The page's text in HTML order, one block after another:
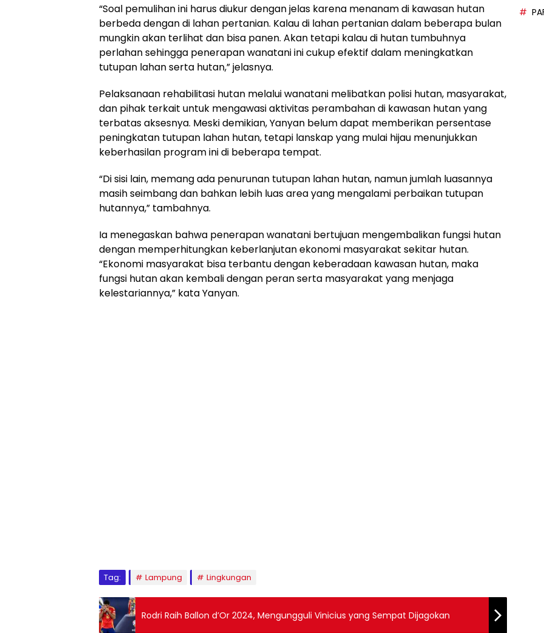
“Soal pemulihan ini harus diukur dengan jelas karena menanam di kawasan hutan
berbeda dengan di lahan pertanian. Kalau di lahan pertanian dalam beberapa bulan
mungkin akan terlihat dan bisa panen. Akan tetapi kalau di hutan tumbuhnya
perlahan sehingga penerapan wanatani ini cukup efektif dalam meningkatkan
tutupan lahan serta hutan,” jelasnya.
Pelaksanaan rehabilitasi hutan melalui wanatani melibatkan polisi hutan, masyarakat,
dan pihak terkait untuk mengawasi aktivitas perambahan di kawasan hutan yang
terbatas aksesnya. Meski demikian, Yanyan belum dapat memberikan persentase
peningkatan tutupan lahan hutan, tetapi lanskap yang mulai hijau menunjukkan
keberhasilan program ini di beberapa tempat.
“Di sisi lain, memang ada penurunan tutupan lahan hutan, namun jumlah luasannya
masih seimbang dan bahkan lebih luas area yang mengalami perbaikan tutupan
hutannya,” tambahnya.
Ia menegaskan bahwa penerapan wanatani bertujuan mengembalikan fungsi hutan
dengan memperhitungkan keberlanjutan ekonomi masyarakat sekitar hutan.
“Ekonomi masyarakat bisa terbantu dengan keberadaan kawasan hutan, maka
fungsi hutan akan kembali dengan peran serta masyarakat yang menjaga
kelestariannya,” kata Yanyan.
Tag: Lampung Lingkungan
Rodri Raih Ballon d’Or 2024, Mengungguli Vinicius yang Sempat Dijagokan